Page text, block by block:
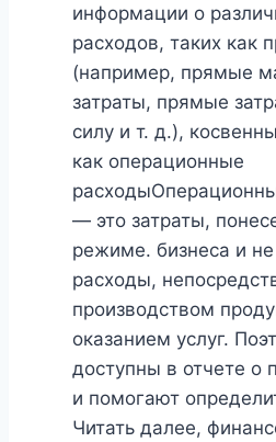
информации о
расходов, таких как
(например, прямые
затраты, прямые
силу и т. д.),
как операционные
— это затраты,
режиме. бизнеса и
расходы,
производством
оказанием услуг.
доступны в отчете о
и помогают
Читать далее,